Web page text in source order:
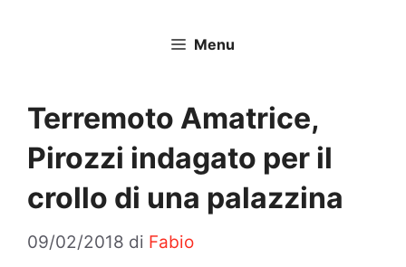
Menu
Terremoto Amatrice,
Pirozzi indagato per il
crollo di una palazzina
09/02/2018 di Fabio